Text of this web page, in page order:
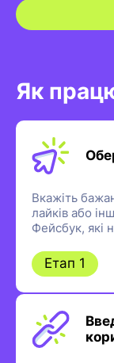
Як
Вкажіть
лайків або
Фейсбук, які
Етап 1